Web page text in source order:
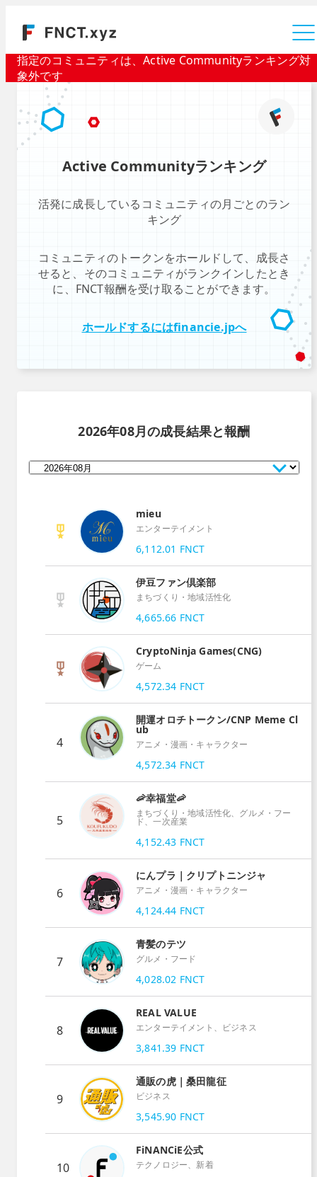
指定のコミュニティは、Active Communityランキング対
象外です
Active Communityランキング
活発に成長しているコミュニティの月ごとのラン
キング
コミュニティのトークンをホールドして、成長さ
せると、そのコミュニティがランクインしたとき
に、FNCT報酬を受け取ることができます。
ホールドするにはfinancie.jpへ
2026年08月の成長結果と報酬
mieu
エンターテイメント
6,112.01 FNCT
伊豆ファン倶楽部
まちづくり・地域活性化
4,665.66 FNCT
CryptoNinja Games(CNG)
ゲーム
4,572.34 FNCT
4
開運オロチトークン/CNP Meme Cl
ub
アニメ・漫画・キャラクター
4,572.34 FNCT
5
🦐幸福堂🦐
まちづくり・地域活性化、グルメ・フー
ド、一次産業
4,152.43 FNCT
6
にんプラ｜クリプトニンジャ
アニメ・漫画・キャラクター
4,124.44 FNCT
7
青髪のテツ
グルメ・フード
4,028.02 FNCT
8
REAL VALUE
エンターテイメント、ビジネス
3,841.39 FNCT
9
通販の虎｜桑田龍征
ビジネス
3,545.90 FNCT
10
FiNANCiE公式
テクノロジー、新着